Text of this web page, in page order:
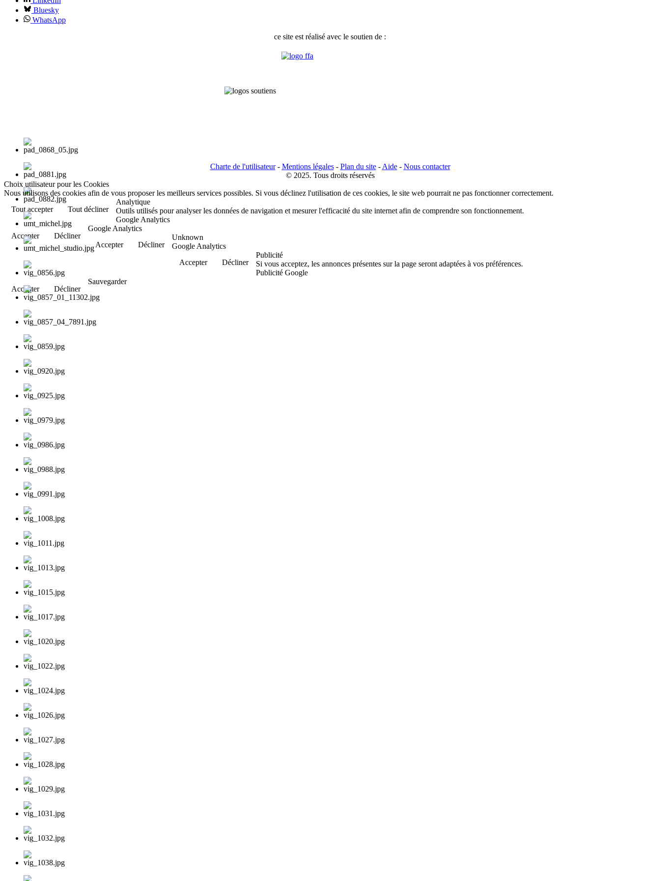
Bluesky
WhatsApp
ce site est réalisé avec le soutien de :
Charte de l'utilisateur- Mentions légales- Plan du site- Aide- Nous contacter
© 2025. Tous droits réservés
Choix utilisateur pour les Cookies
Nous utilisons des cookies afin de vous proposer les meilleurs services possibles. Si vous déclinez l'utilisation de ces cookies, le site web pourrait ne pas fonctionner correctement.
Tout accepter
Tout décliner
Analytique
Outils utilisés pour analyser les données de navigation et mesurer l'efficacité du site internet afin de comprendre son fonctionnement.
Google Analytics
Accepter
Décliner
Google Analytics
Accepter
Décliner
Unknown
Google Analytics
Accepter
Décliner
Publicité
Si vous acceptez, les annonces présentes sur la page seront adaptées à vos préférences.
Publicité Google
Accepter
Décliner
Sauvegarder